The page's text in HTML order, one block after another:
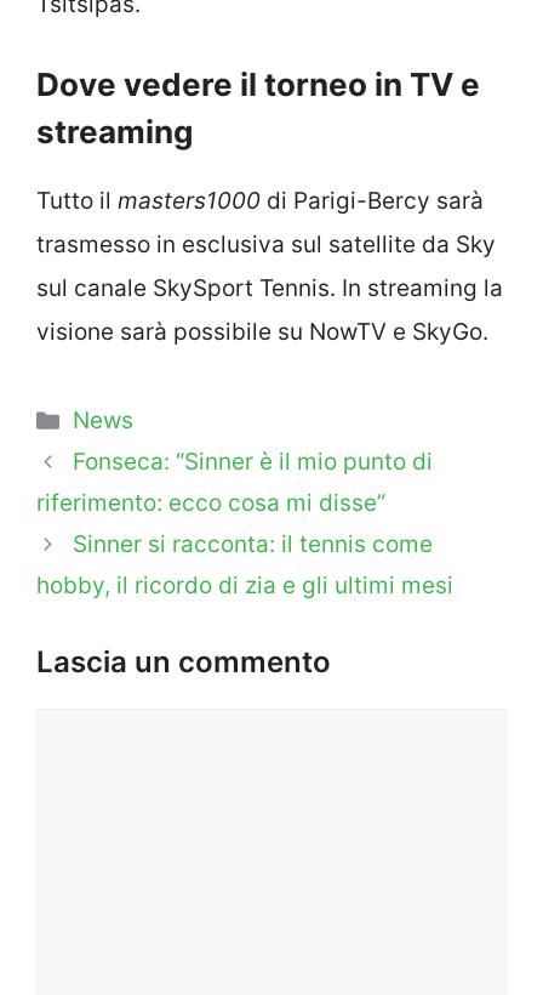
Dove vedere il torneo in TV e
streaming
Tutto il masters1000 di Parigi-Bercy sarà
trasmesso in esclusiva sul satellite da Sky
sul canale SkySport Tennis. In streaming la
visione sarà possibile su NowTV e SkyGo.
Categorie
News
Fonseca: “Sinner è il mio punto di
riferimento: ecco cosa mi disse”
Sinner si racconta: il tennis come
hobby, il ricordo di zia e gli ultimi mesi
Lascia un commento